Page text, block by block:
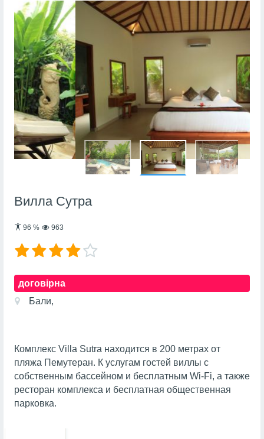
Вилла Сутра
96 % 963
договірна
Бали,
Комплекс Villa Sutra находится в 200 метрах от
пляжа Пемутеран. К услугам гостей виллы с
собственным бассейном и бесплатным Wi-Fi, а также
ресторан комплекса и бесплатная общественная
парковка.